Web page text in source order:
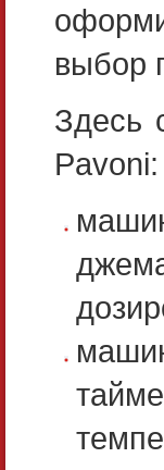
выбор
Здесь
Pavoni: